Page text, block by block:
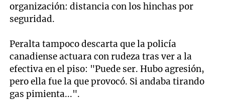
organización: distancia con los hinchas por
seguridad.
Peralta tampoco descarta que la policía
canadiense actuara con rudeza tras ver a la
efectiva en el piso: "Puede ser. Hubo agresión,
pero ella fue la que provocó. Si andaba tirando
gas pimienta...".